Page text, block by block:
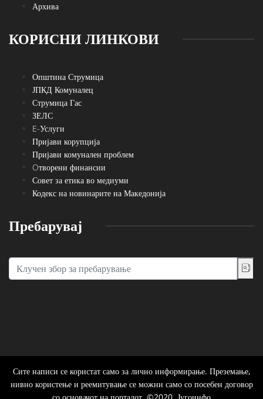
Архива
КОРИСНИ ЛИНКОВИ
Општина Струмица
ЈПКД Комуналец
Струмица Гас
ЗЕЛС
E-Услуги
Пријави корупција
Пријави комунален проблем
Oтворени финансии
Совет за етика во медиуми
Кодекс на новинарите на Македонија
Пребарувај
Сите написи се користат само за лично информирање. Преземање,
нивно користење и реемитување се можни само со посебен договор